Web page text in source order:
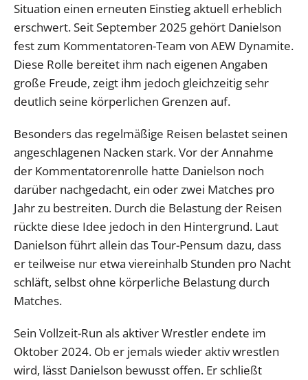
Situation einen erneuten Einstieg aktuell erheblich
erschwert. Seit September 2025 gehört Danielson
fest zum Kommentatoren-Team von AEW Dynamite.
Diese Rolle bereitet ihm nach eigenen Angaben
große Freude, zeigt ihm jedoch gleichzeitig sehr
deutlich seine körperlichen Grenzen auf.
Besonders das regelmäßige Reisen belastet seinen
angeschlagenen Nacken stark. Vor der Annahme
der Kommentatorenrolle hatte Danielson noch
darüber nachgedacht, ein oder zwei Matches pro
Jahr zu bestreiten. Durch die Belastung der Reisen
rückte diese Idee jedoch in den Hintergrund. Laut
Danielson führt allein das Tour-Pensum dazu, dass
er teilweise nur etwa viereinhalb Stunden pro Nacht
schläft, selbst ohne körperliche Belastung durch
Matches.
Sein Vollzeit-Run als aktiver Wrestler endete im
Oktober 2024. Ob er jemals wieder aktiv wrestlen
wird, lässt Danielson bewusst offen. Er schließt